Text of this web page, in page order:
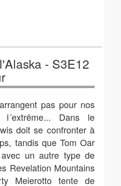
- S3E12
pas pour nos
l´extrême... Dans le
doit se confronter à
tandis que Tom Oar
un autre type de
Revelation Mountains
Meierotto tente de